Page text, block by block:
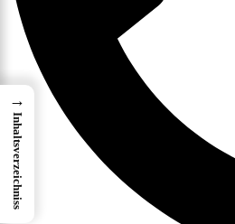
→
Inhaltsverzeichniss